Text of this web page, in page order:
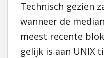
Technisch gezien
wanneer de
meest recente
gelijk is aan UNIX